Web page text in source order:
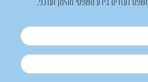
נעזרים בידע משפטי מהימן ועדכני.